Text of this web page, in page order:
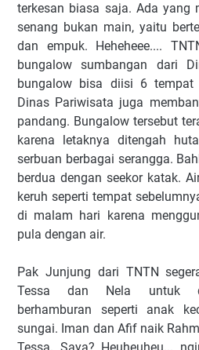
terkesan biasa saja. Ada yang
senang bukan main, yaitu
dan empuk. Heheheee....
bungalow sumbangan dari
bungalow bisa diisi 6 tempat
Dinas Pariwisata juga
pandang. Bungalow tersebut
karena letaknya ditengah
serbuan berbagai serangga.
berdua dengan seekor katak.
keruh seperti tempat
di malam hari karena
pula dengan air.
Pak Junjung dari TNTN
Tessa dan Nela untuk
berhamburan seperti anak
sungai. Iman dan Afif naik